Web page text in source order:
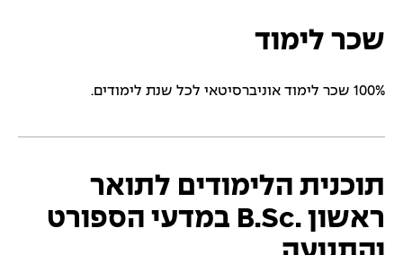
שכר לימוד
100% שכר לימוד אוניברסיטאי לכל שנת לימודים.
תוכנית הלימודים לתואר
ראשון .B.Sc במדעי הספורט